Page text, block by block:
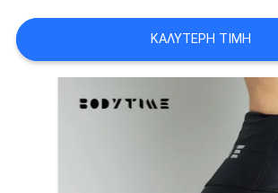
ΑΠΌΣΠΑΣΜΑ
SITEMAP
ΚΑΛΎΤΕΡΗ ΤΙΜΉ